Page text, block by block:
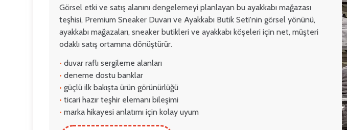
Görsel etki ve satış alanını dengelemeyi planlayan bu ayakkabı mağazası
teşhisi, Premium Sneaker Duvarı ve Ayakkabı Butik Seti'nin görsel yönünü,
ayakkabı mağazaları, sneaker butikleri ve ayakkabı köşeleri için net, müşteri
odaklı satış ortamına dönüştürür.
• duvar raflı sergileme alanları
• deneme dostu banklar
• güçlü ilk bakışta ürün görünürlüğü
• ticari hazır teşhir elemanı bileşimi
• marka hikayesi anlatımı için kolay uyum